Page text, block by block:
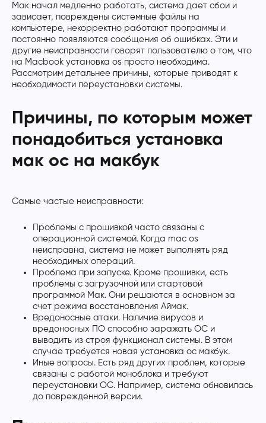
Мак начал медленно работать, система дает сбои и
зависает, повреждены системные файлы на
компьютере, некорректно работают программы и
постоянно появляются сообщения об ошибках. Эти и
другие неисправности говорят пользователю о том, что
на Macbook установка os просто необходима.
Рассмотрим детальнее причины, которые приводят к
необходимости переустановки системы.
Причины, по которым может
понадобиться установка
мак ос на макбук
Самые частые неисправности:
Проблемы с прошивкой часто связаны с
операционной системой. Когда mac os
неисправна, система не может выполнять ряд
необходимых операций.
Проблема при запуске. Кроме прошивки, есть
проблемы с загрузочной или стартовой
программой Мак. Они решаются в основном за
счет режима восстановления Аймак.
Вредоносные атаки. Наличие вирусов и
вредоносных ПО способно заражать ОС и
выводить из строя функционал системы. В этом
случае требуется новая установка ос макбук.
Иные вопросы. Есть ряд других проблем, которые
связаны с работой моноблока и требуют
переустановки ОС. Например, система обновилась
до поврежденной версии.